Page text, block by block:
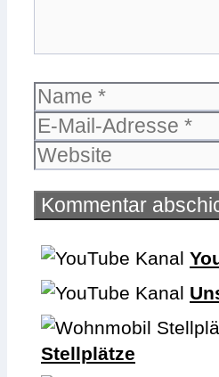
Name
E-
Mail-
Website
Stellplätze